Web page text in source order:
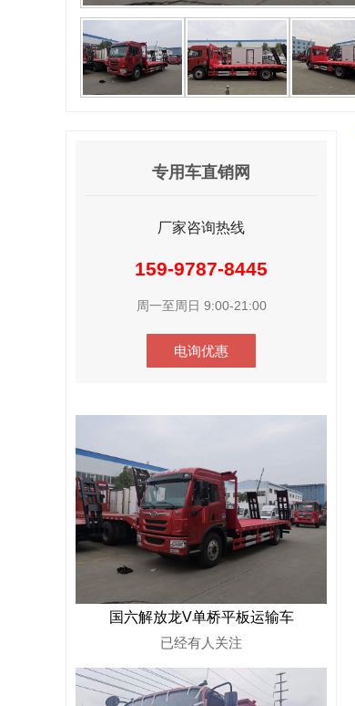
专用车直销网
厂家咨询热线
159-9787-8445
周一至周日 9:00-21:00
电询优惠
国六解放龙V单桥平板运输车
已经有人关注